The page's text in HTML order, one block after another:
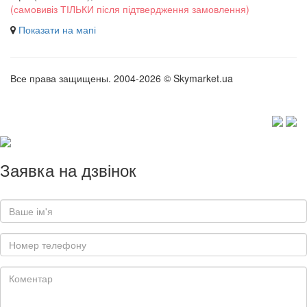
(самовивіз ТІЛЬКИ після підтвердження замовлення)
Показати на мапі
Все права защищены. 2004-2026 © Skymarket.ua
Заявка на дзвінок